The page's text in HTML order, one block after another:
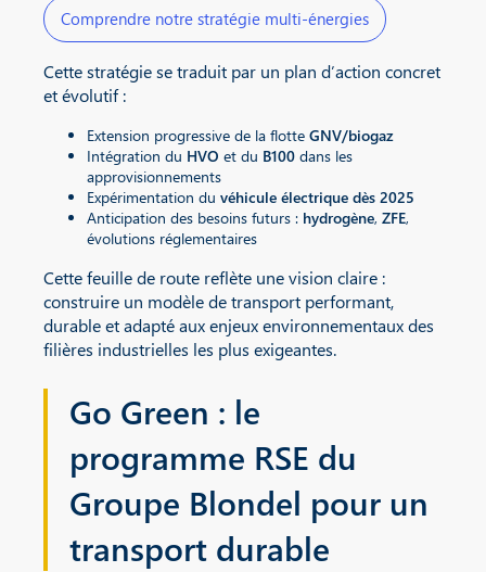
Comprendre notre stratégie multi-énergies
Cette stratégie se traduit par un plan d’action concret
et évolutif :
Extension progressive de la flotte GNV/biogaz
Intégration du HVO et du B100 dans les
approvisionnements
Expérimentation du véhicule électrique dès 2025
Anticipation des besoins futurs : hydrogène, ZFE,
évolutions réglementaires
Cette feuille de route reflète une vision claire :
construire un modèle de transport performant,
durable et adapté aux enjeux environnementaux des
filières industrielles les plus exigeantes.
Go Green : le
programme RSE du
Groupe Blondel pour un
transport durable